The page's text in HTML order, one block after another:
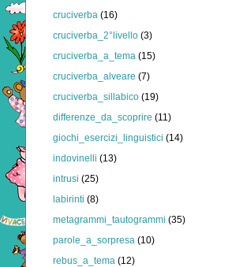
cruciverba (16)
cruciverba_2°livello (3)
cruciverba_a_tema (15)
cruciverba_alveare (7)
cruciverba_sillabico (19)
differenze_da_scoprire (11)
giochi_esercizi_linguistici (14)
indovinelli (13)
intrusi (25)
labirinti (8)
metagrammi_tautogrammi (35)
parole_a_sorpresa (10)
rebus_a_tema (12)